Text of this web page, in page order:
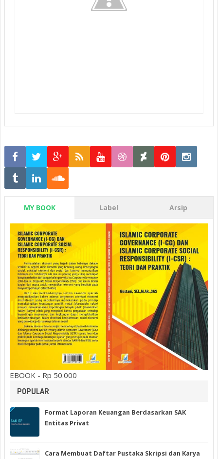
MY BOOK Label Arsip
EBOOK - Rp 50.000
POPULAR
Format Laporan Keuangan Berdasarkan SAK
Entitas Privat
Cara Membuat Daftar Pustaka Skripsi dan Karya